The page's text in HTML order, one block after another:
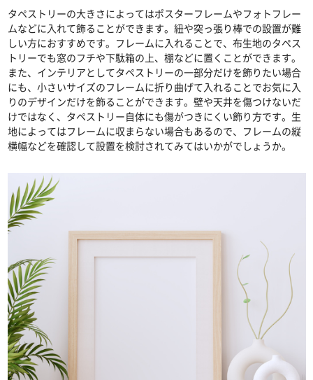
タペストリーの大きさによってはポスターフレームやフォトフレー
ムなどに入れて飾ることができます。紐や突っ張り棒での設置が難
しい方におすすめです。フレームに入れることで、布生地のタペス
トリーでも窓のフチや下駄箱の上、棚などに置くことができます。
また、インテリアとしてタペストリーの一部分だけを飾りたい場合
にも、小さいサイズのフレームに折り曲げて入れることでお気に入
りのデザインだけを飾ることができます。壁や天井を傷つけないだ
けではなく、タペストリー自体にも傷がつきにくい飾り方です。生
地によってはフレームに収まらない場合もあるので、フレームの縦
横幅などを確認して設置を検討されてみてはいかがでしょうか。